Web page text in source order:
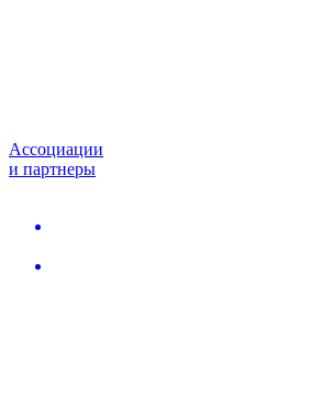
Ассоциации
и партнеры